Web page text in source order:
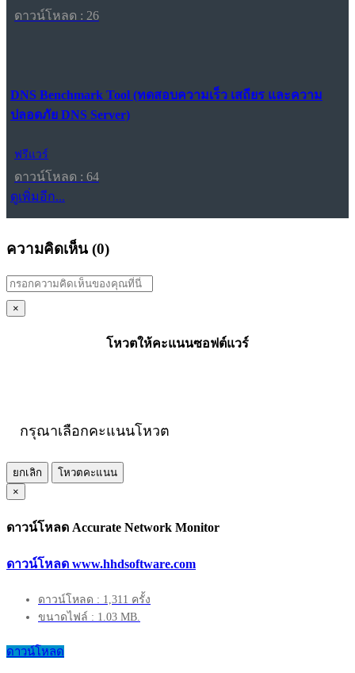
ดาวน์โหลด : 26
DNS Benchmark Tool (ทดสอบความเร็ว เสถียร และความ
ปลอดภัย DNS Server)
ฟรีแวร์
ดาวน์โหลด : 64
ดูเพิ่มอีก...
ความคิดเห็น (0)
×
โหวตให้คะแนนซอฟต์แวร์
กรุณาเลือกคะแนนโหวต
ยกเลิก
โหวตคะแนน
×
ดาวน์โหลด Accurate Network Monitor
ดาวน์โหลด www.hhdsoftware.com
ดาวน์โหลด : 1,311 ครั้ง
ขนาดไฟล์ : 1.03 MB.
ดาวน์โหลด